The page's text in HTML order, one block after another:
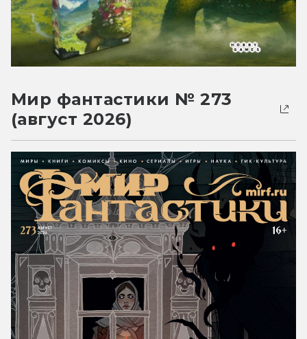
Мир фантастики № 273
(август 2026)